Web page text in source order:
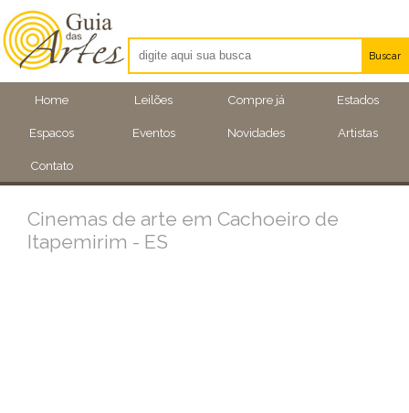
Home Leilões Compre já Estados
Espacos Eventos Novidades Artistas
Contato
Buscar
Artistas
Eventos
Cinemas de arte em Cachoeiro de
Itapemirim - ES